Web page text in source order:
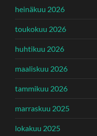
heinäkuu 2026
toukokuu 2026
huhtikuu 2026
maaliskuu 2026
tammikuu 2026
marraskuu 2025
lokakuu 2025